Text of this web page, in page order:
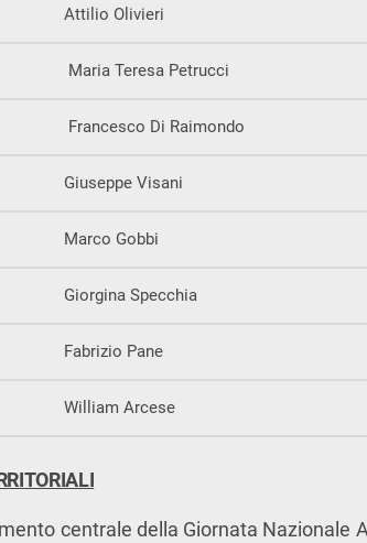
Attilio Olivieri
Maria Teresa Petrucci
Francesco Di Raimondo
Giuseppe Visani
Marco Gobbi
Giorgina Specchia
Fabrizio Pane
William Arcese
centrale della Giornata Nazionale